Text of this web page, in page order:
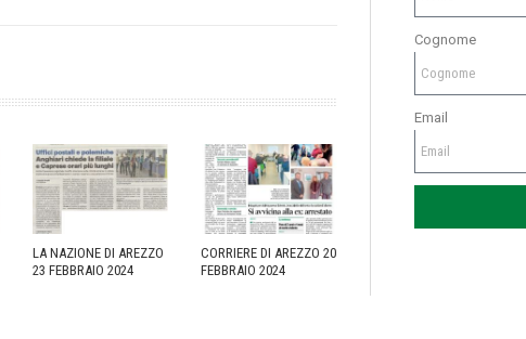
LA NAZIONE DI AREZZO
23 FEBBRAIO 2024
CORRIERE DI AREZZO 20
FEBBRAIO 2024
Cognome
Email